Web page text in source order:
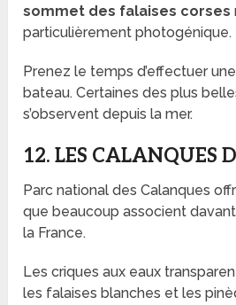
sommet des falaises corses
particulièrement photogénique.
Prenez le temps d’effectuer
bateau. Certaines des plus
s’observent depuis la mer.
12. LES CALANQUES
Parc national des Calanques
que beaucoup associent
la France.
Les criques aux eaux
les falaises blanches et les